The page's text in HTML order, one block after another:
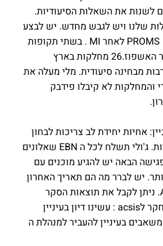
לשנות את השאלות הסיעודיות.
שלנו ויש לגבש מחדש. יש לבצע
חיפוש בספרות בעיניין: PROMS לאחר MI . בשתי תקופות
בתקופה החריפה, ולאחר האשפוז.26 מחלקות בארץ
מבחינה סיעודית. מלי מעלה את
והמחלקות לא קיבלו פידבק
אחיות יחידת לב צריכות לבחון
איזה שאלות הן רלוונטיות. ג'ולי תשלח לכל ה EBN שאלונים
הבאה יש להגיע מוכנים עם
יש לברר מה הם תאריך האחרון
להגשת שאלות הACSIS. ניתן לקבל את תוצאות הסקר
האחרון מג'ולי מתאם מחקר לacsis : עשינו דיון בעיניין
בעיניין להעביר למנהלת ה